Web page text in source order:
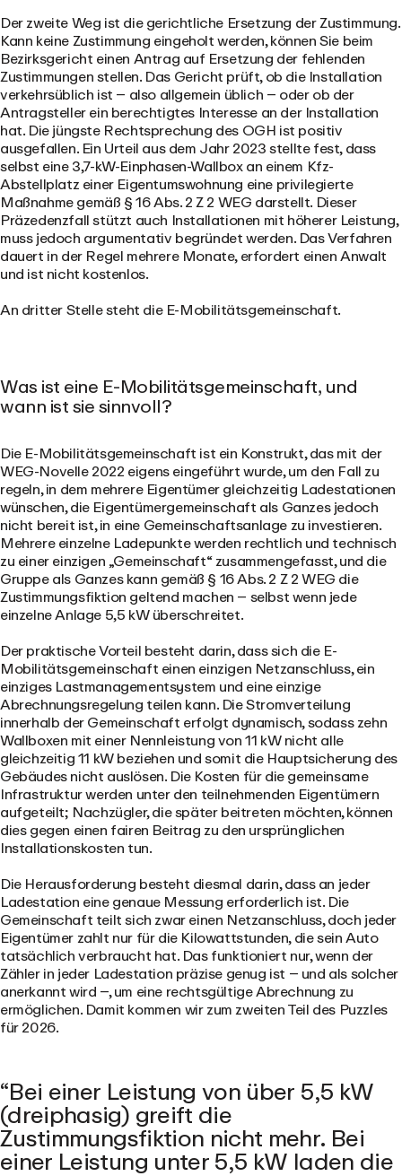
Der zweite Weg istdie gerichtliche Ersetzung der Zustimmung.
Kann keine Zustimmung eingeholt werden, können Sie beim
Bezirksgericht einen Antrag auf Ersetzung der fehlenden
Zustimmungen stellen. Das Gericht prüft, ob die Installation
verkehrsüblich ist – also allgemein üblich – oder ob der
Antragsteller ein berechtigtes Interesse an der Installation
hat. Die jüngste Rechtsprechung des OGH ist positiv
ausgefallen. Ein Urteil aus dem Jahr 2023 stellte fest, dass
selbst eine 3,7-kW-Einphasen-Wallbox an einem Kfz-
Abstellplatz einer Eigentumswohnung eine privilegierte
Maßnahme gemäß § 16 Abs. 2 Z 2 WEG darstellt. Dieser
Präzedenzfall stützt auch Installationen mit höherer Leistung,
muss jedoch argumentativ begründet werden. Das Verfahren
dauert in der Regel mehrere Monate, erfordert einen Anwalt
und ist nicht kostenlos.
An dritter Stelle stehtdie E-Mobilitätsgemeinschaft.
Was ist eine E-Mobilitätsgemeinschaft, und
wann ist sie sinnvoll?
Die E-Mobilitätsgemeinschaft ist ein Konstrukt, das mit der
WEG-Novelle 2022 eigens eingeführt wurde, um den Fall zu
regeln, in dem mehrere Eigentümer gleichzeitig Ladestationen
wünschen, die Eigentümergemeinschaft als Ganzes jedoch
nicht bereit ist, in eine Gemeinschaftsanlage zu investieren.
Mehrere einzelne Ladepunkte werden rechtlich und technisch
zu einer einzigen „Gemeinschaft“ zusammengefasst, und die
Gruppe als Ganzes kann gemäß § 16 Abs. 2 Z 2 WEG die
Zustimmungsfiktion geltend machen – selbst wenn jede
einzelne Anlage 5,5 kW überschreitet.
Der praktische Vorteil besteht darin, dass sich die E-
Mobilitätsgemeinschaft einen einzigen Netzanschluss, ein
einziges Lastmanagementsystem und eine einzige
Abrechnungsregelung teilen kann. Die Stromverteilung
innerhalb der Gemeinschaft erfolgt dynamisch, sodass zehn
Wallboxen mit einer Nennleistung von 11 kW nicht alle
gleichzeitig 11 kW beziehen und somit die Hauptsicherung des
Gebäudes nicht auslösen. Die Kosten für die gemeinsame
Infrastruktur werden unter den teilnehmenden Eigentümern
aufgeteilt; Nachzügler, die später beitreten möchten, können
dies gegen einen fairen Beitrag zu den ursprünglichen
Installationskosten tun.
Die Herausforderung besteht diesmal darin, dass an jeder
Ladestation eine genaue Messung erforderlich ist. Die
Gemeinschaft teilt sich zwar einen Netzanschluss, doch jeder
Eigentümer zahlt nur für die Kilowattstunden, die sein Auto
tatsächlich verbraucht hat. Das funktioniert nur, wenn der
Zähler in jeder Ladestation präzise genug ist – und als solcher
anerkannt wird –, um eine rechtsgültige Abrechnung zu
ermöglichen. Damit kommen wir zum zweiten Teil des Puzzles
für 2026.
Bei einer Leistung von über 5,5 kW
(dreiphasig) greift die
Zustimmungsfiktion nicht mehr. Bei
einer Leistung unter 5,5 kW laden die